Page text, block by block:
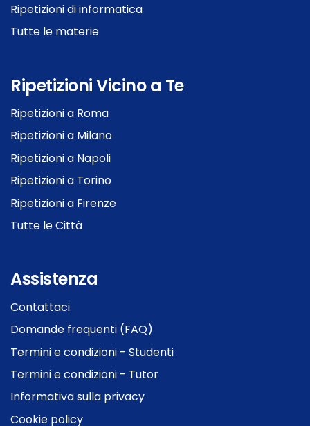
Ripetizioni di informatica
Tutte le materie
Ripetizioni Vicino a Te
Ripetizioni a Roma
Ripetizioni a Milano
Ripetizioni a Napoli
Ripetizioni a Torino
Ripetizioni a Firenze
Tutte le Città
Assistenza
Contattaci
Domande frequenti (FAQ)
Termini e condizioni - Studenti
Termini e condizioni - Tutor
Informativa sulla privacy
Cookie policy